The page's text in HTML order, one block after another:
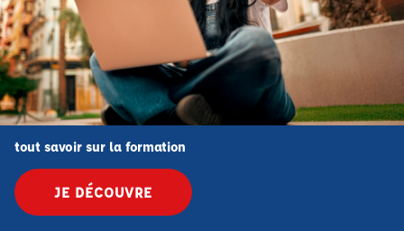
tout savoir sur la formation
JE DÉCOUVRE